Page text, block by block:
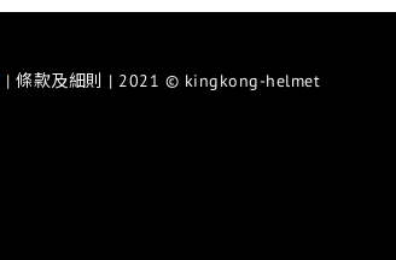
| 條款及細則 | 2021 © kingkong-helmet